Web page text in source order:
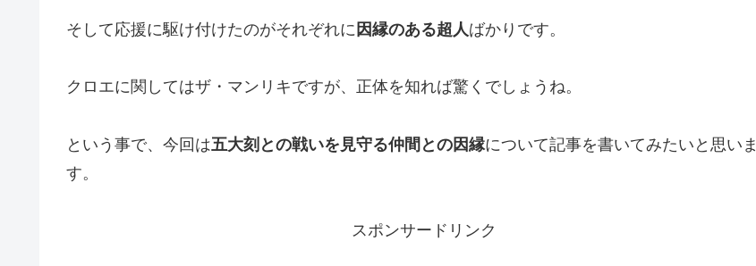
そして応援に駆け付けたのがそれぞれに 因縁のある超人ばかりです。
クロエに関してはザ・マンリキですが、正体を知れば驚くでしょうね。
という事で、今回は五大刻との戦いを見守る仲間との因縁について記事を書いてみたいと思いま
す。
スポンサードリンク